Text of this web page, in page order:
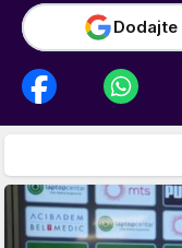
Dodajte